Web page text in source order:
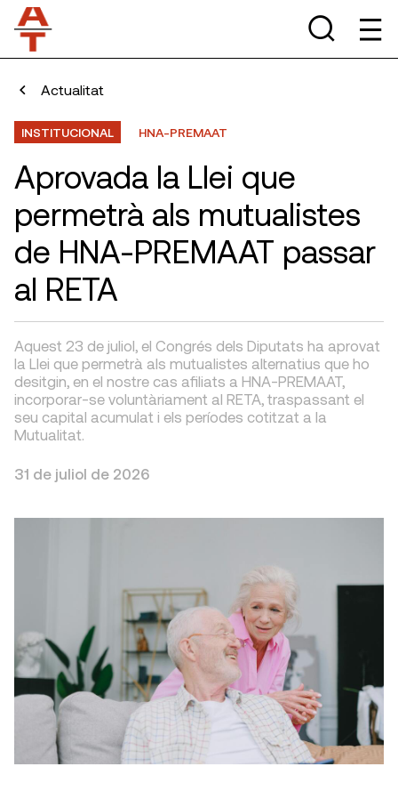
Actualitat
INSTITUCIONAL HNA-PREMAAT
Aprovada la Llei que
permetrà als mutualistes
de HNA-PREMAAT passar
al RETA
Aquest 23 de juliol, el Congrés dels Diputats ha aprovat
la Llei que permetrà als mutualistes alternatius que ho
desitgin, en el nostre cas afiliats a HNA-PREMAAT,
incorporar-se voluntàriament al RETA, traspassant el
seu capital acumulat i els períodes cotitzat a la
Mutualitat.
31 de juliol de 2026